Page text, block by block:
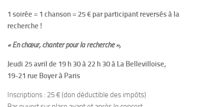
1 soirée = 1 chanson = 25 € par participant reversés à la
recherche !
« En chœur, chanter pour la recherche »,
Jeudi 25 avril de 19 h 30 à 22 h 30 à La Bellevilloise,
19-21 rue Boyer à Paris
Inscriptions : 25 € (don déductible des impôts)